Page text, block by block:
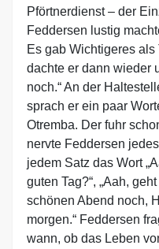
Pförtnerdienst – der
Feddersen lustig
Es gab Wichtigeres als
dachte er dann wieder
noch.“ An der
sprach er ein paar
Otremba. Der fuhr
nervte Feddersen
jedem Satz das Wort
guten Tag?“, „Aah,
schönen Abend noch,
morgen.“ Feddersen
wann, ob das Leben